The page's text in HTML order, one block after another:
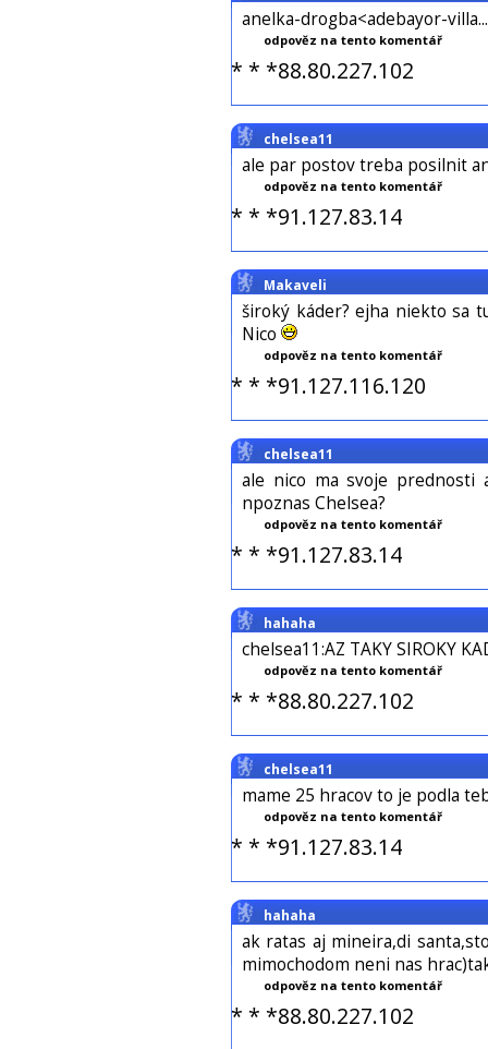
anelka-drogba<adebayor-
odpověz na tento komentář
* * *88.80.227.102
chelsea11
ale par postov treba posilnit
odpověz na tento komentář
* * *91.127.83.14
Makaveli
široký káder? ejha niekto sa
Nico
odpověz na tento komentář
* * *91.127.116.120
chelsea11
ale nico ma svoje prednosti
npoznas Chelsea?
odpověz na tento komentář
* * *91.127.83.14
hahaha
chelsea11:AZ TAKY SIROKY
odpověz na tento komentář
* * *88.80.227.102
chelsea11
mame 25 hracov to je podla
odpověz na tento komentář
* * *91.127.83.14
hahaha
ak ratas aj mineira,di
mimochodom neni nas
odpověz na tento komentář
* * *88.80.227.102